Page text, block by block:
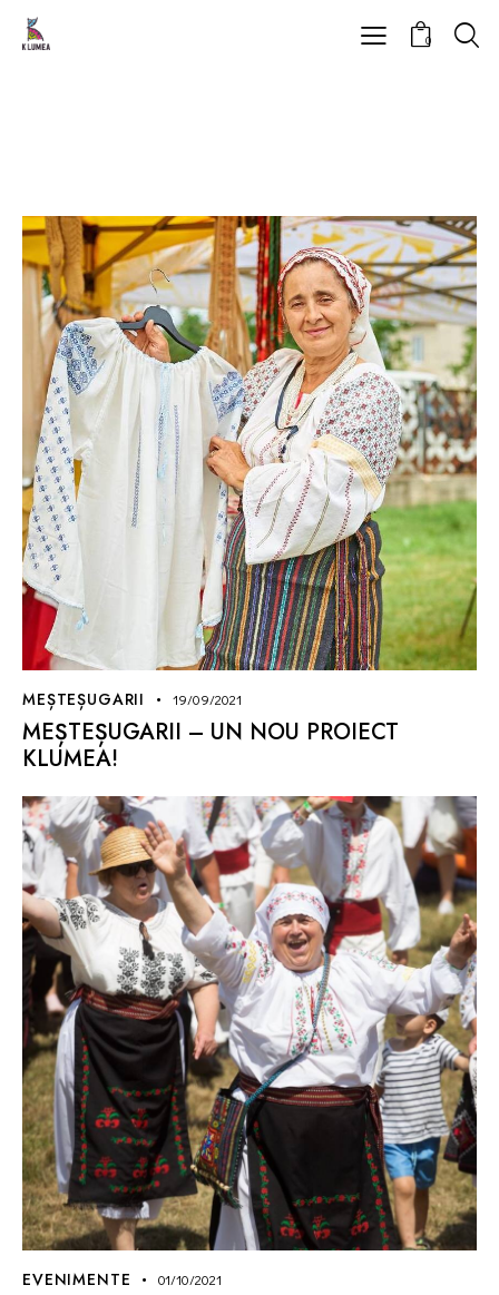
0
MEȘTEȘUGARII 19/09/2021
MEȘTEȘUGARII – UN NOU PROIECT
KLUMEA!
EVENIMENTE 01/10/2021